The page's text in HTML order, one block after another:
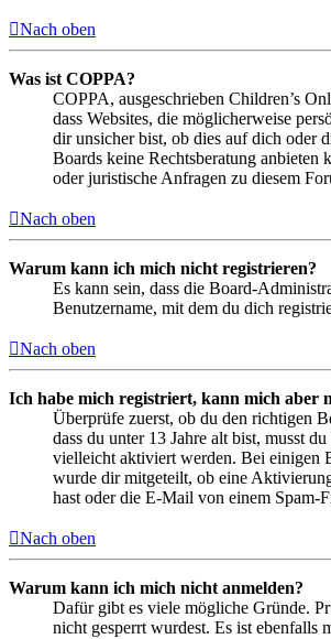
Nach oben
Was ist COPPA?
COPPA, ausgeschrieben Children’s
dass Websites, die möglicherweise
dir unsicher bist, ob dies auf dich oder
Boards keine Rechtsberatung
oder juristische Anfragen zu diesem
Nach oben
Warum kann ich mich nicht registrieren?
Es kann sein, dass die Board-
Benutzername, mit dem du dich
Nach oben
Ich habe mich registriert, kann mich aber
Überprüfe zuerst, ob du den richtigen
dass du unter 13 Jahre alt bist, musst
vielleicht aktiviert werden. Bei einigen
wurde dir mitgeteilt, ob eine
hast oder die E-Mail von einem Spam-
Nach oben
Warum kann ich mich nicht anmelden?
Dafür gibt es viele mögliche Gründe.
nicht gesperrt wurdest. Es ist ebenfalls